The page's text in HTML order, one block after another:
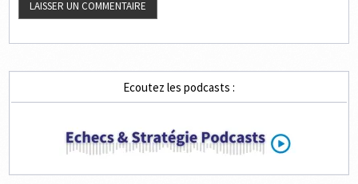
Ecoutez les podcasts :